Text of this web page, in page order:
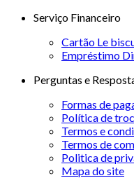
Serviço Financeiro
Cartão Le
Empréstimo
Perguntas e
Formas de
Política de
Termos e
Termos de
Politica de
Mapa do site